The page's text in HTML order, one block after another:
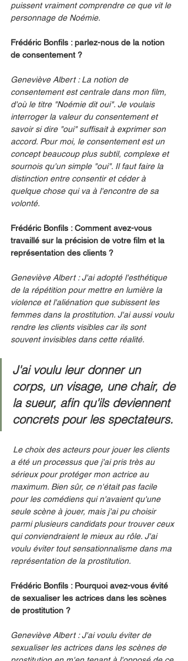
puissent vraiment comprendre ce que vit le
personnage de Noémie.
Frédéric Bonfils : parlez-nous de la notion
de consentement ?
Geneviève Albert : La notion de
consentement est centrale dans mon film,
d'où le titre "Noémie dit oui". Je voulais
interroger la valeur du consentement et
savoir si dire "oui" suffisait à exprimer son
accord. Pour moi, le consentement est un
concept beaucoup plus subtil, complexe et
sournois qu'un simple "oui". Il faut faire la
distinction entre consentir et céder à
quelque chose qui va à l'encontre de sa
volonté.
Frédéric Bonfils : Comment avez-vous
travaillé sur la précision de votre film et la
représentation des clients ?
Geneviève Albert : J'ai adopté l'esthétique
de la répétition pour mettre en lumière la
violence et l'aliénation que subissent les
femmes dans la prostitution. J'ai aussi voulu
rendre les clients visibles car ils sont
souvent invisibles dans cette réalité.
J'ai voulu leur donner un
corps, un visage, une chair, de
la sueur, afin qu'ils deviennent
concrets pour les spectateurs.
Le choix des acteurs pour jouer les clients
a été un processus que j'ai pris très au
sérieux pour protéger mon actrice au
maximum. Bien sûr, ce n'était pas facile
pour les comédiens qui n'avaient qu'une
seule scène à jouer, mais j'ai pu choisir
parmi plusieurs candidats pour trouver ceux
qui conviendraient le mieux au rôle. J'ai
voulu éviter tout sensationnalisme dans ma
représentation de la prostitution.
Frédéric Bonfils : Pourquoi avez-vous évité
de sexualiser les actrices dans les scènes
de prostitution ?
Geneviève Albert : J'ai voulu éviter de
sexualiser les actrices dans les scènes de